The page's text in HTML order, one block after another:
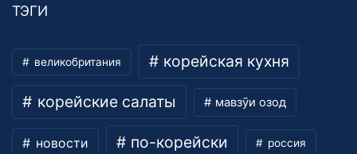
ТЭГИ
великобритания корейская кухня
корейские салаты мавзӯи озод
новости по-корейски россия